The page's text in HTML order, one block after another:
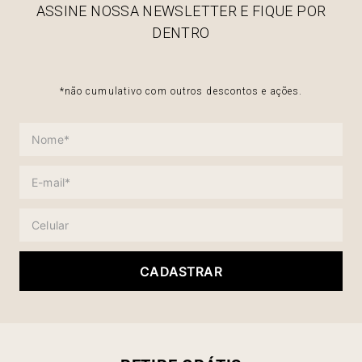
ASSINE NOSSA NEWSLETTER E FIQUE POR
DENTRO
*não cumulativo com outros descontos e ações.
CADASTRAR